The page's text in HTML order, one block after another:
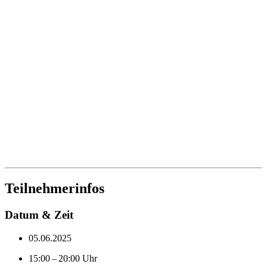
Teilnehmerinfos
Datum & Zeit
05.06.2025
15:00 – 20:00 Uhr